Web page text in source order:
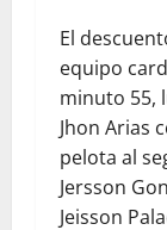
El
equipo
minuto 55,
Jhon Arias
pelota al
Jersson
Jeisson